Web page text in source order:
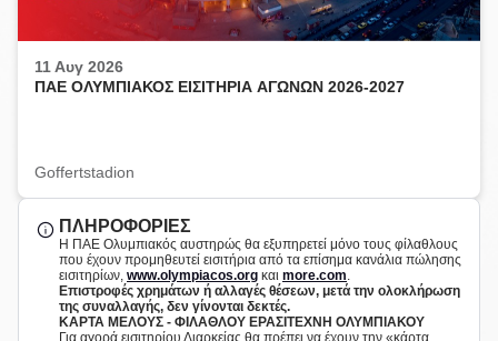
11 Αυγ 2026
ΠΑΕ ΟΛΥΜΠΙΑΚΟΣ ΕΙΣΙΤΗΡΙΑ ΑΓΩΝΩΝ 2026-2027
Goffertstadion
ΠΛΗΡΟΦΟΡΙΕΣ
Η ΠΑΕ Ολυμπιακός αυστηρώς θα εξυπηρετεί μόνο τους φίλαθλους
που έχουν προμηθευτεί εισιτήρια από τα επίσημα κανάλια πώλησης
εισιτηρίων, www.olympiacos.org και more.com.
Eπιστροφές χρημάτων ή αλλαγές θέσεων, μετά την ολοκλήρωση
της συναλλαγής, δεν γίνονται δεκτές.
ΚΑΡΤΑ ΜΕΛΟΥΣ - ΦΙΛΑΘΛΟΥ ΕΡΑΣΙΤΕΧΝΗ ΟΛΥΜΠΙΑΚΟΥ
Για αγορά εισιτηρίου Διαρκείας θα πρέπει να έχουν την «κάρτα